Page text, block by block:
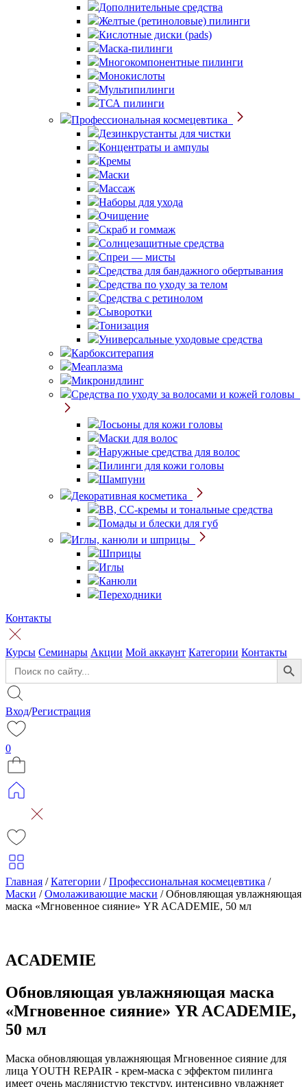
Дополнительные средства
Желтые (ретиноловые) пилинги
Кислотные диски (pads)
Маска-пилинги
Многокомпонентные пилинги
Монокислоты
Мультипилинги
ТСА пилинги
Профессиональная космецевтика
Дезинкрустанты для чистки
Концентраты и ампулы
Кремы
Маски
Массаж
Наборы для ухода
Очищение
Скраб и гоммаж
Солнцезащитные средства
Спреи — мисты
Средства для бандажного обертывания
Средства по уходу за телом
Средства с ретинолом
Сыворотки
Тонизация
Универсальные уходовые средства
Карбокситерапия
Меаплазма
Микронидлинг
Средства по уходу за волосами и кожей головы
Лосьоны для кожи головы
Маски для волос
Наружные средства для волос
Пилинги для кожи головы
Шампуни
Декоративная косметика
BB, CC-кремы и тональные средства
Помады и блески для губ
Иглы, канюли и шприцы
Шприцы
Иглы
Канюли
Переходники
Контакты
Курсы Семинары Акции Мой аккаунт Категории Контакты
Search
for:
Search Button
Вход/Регистрация
0
Главная /Категории /Профессиональная космецевтика /
Маски /Омолаживающие маски /Обновляющая увлажняющая
маска «Мгновенное сияние» YR ACADEMIE, 50 мл
ACADEMIE
Обновляющая увлажняющая маска
«Мгновенное сияние» YR ACADEMIE,
50 мл
Маска обновляющая увлажняющая Мгновенное сияние для
лица YOUTH REPAIR - крем-маска с эффектом пилинга
имеет очень маслянистую текстуру, интенсивно увлажняет